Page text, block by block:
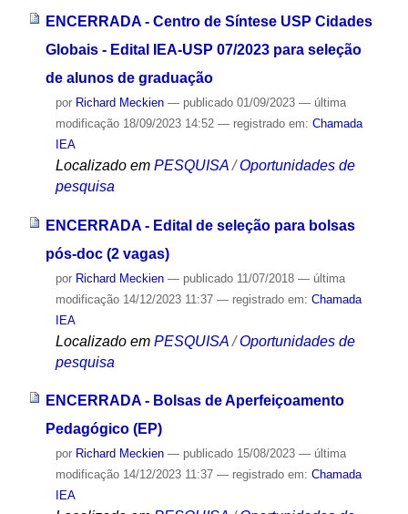
ENCERRADA - Centro de Síntese USP Cidades
Globais - Edital IEA-USP 07/2023 para seleção
de alunos de graduação
por Richard Meckien — publicado01/09/2023 — última
modificação18/09/2023 14:52 — registrado em: Chamada
IEA
Localizado em PESQUISA /Oportunidades de
pesquisa
ENCERRADA - Edital de seleção para bolsas
pós-doc (2 vagas)
por Richard Meckien — publicado11/07/2018 — última
modificação14/12/2023 11:37 — registrado em: Chamada
IEA
Localizado em PESQUISA /Oportunidades de
pesquisa
ENCERRADA - Bolsas de Aperfeiçoamento
Pedagógico (EP)
por Richard Meckien — publicado15/08/2023 — última
modificação14/12/2023 11:37 — registrado em: Chamada
IEA